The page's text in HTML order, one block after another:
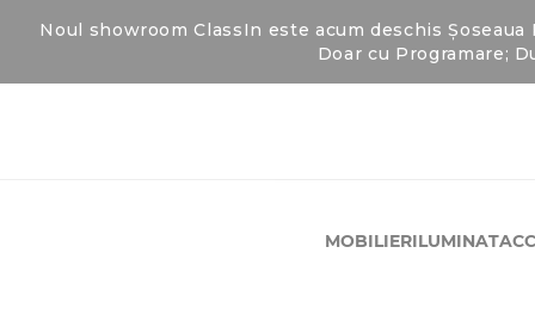
Noul showroom ClassIn este acum deschis Șoseaua
Doar cu Programare;
MOBILIERILUMINAT